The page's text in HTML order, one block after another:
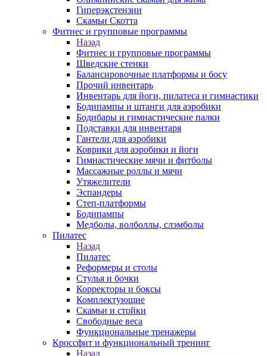
Гиперэкстензии
Скамьи Скотта
Фитнес и групповые программы
Назад
Фитнес и групповые программы
Шведские стенки
Балансировочные платформы и босу
Прочий инвентарь
Инвентарь для йоги, пилатеса и гимнастики
Бодипампы и штанги для аэробики
Бодибары и гимнастические палки
Подставки для инвентаря
Гантели для аэробики
Коврики для аэробики и йоги
Гимнастические мячи и фитболы
Массажные роллы и мячи
Утяжелители
Эспандеры
Степ-платформы
Бодипампы
Медболы, волболлы, слэмболы
Пилатес
Назад
Пилатес
Реформеры и столы
Стулья и бочки
Корректоры и боксы
Комплектующие
Скамьи и стойки
Свободные веса
Функциональные тренажеры
Кроссфит и функциональный тренинг
Назад